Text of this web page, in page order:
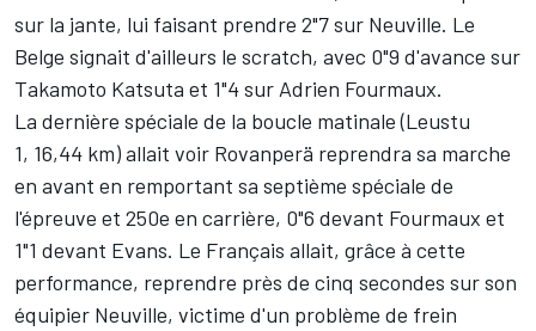
sur la jante, lui faisant prendre 2"7 sur Neuville. Le
Belge signait d'ailleurs le scratch, avec 0"9 d'avance sur
Takamoto Katsuta et 1"4 sur Adrien Fourmaux.
La dernière spéciale de la boucle matinale (Leustu
1, 16,44 km) allait voir Rovanperä reprendra sa marche
en avant en remportant sa septième spéciale de
l'épreuve et 250e en carrière, 0"6 devant Fourmaux et
1"1 devant Evans. Le Français allait, grâce à cette
performance, reprendre près de cinq secondes sur son
équipier Neuville, victime d'un problème de frein